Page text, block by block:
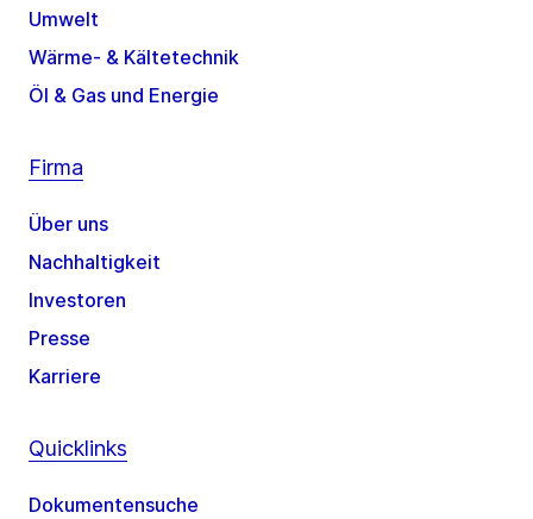
Umwelt
Wärme- & Kältetechnik
Öl & Gas und Energie
Firma
Über uns
Nachhaltigkeit
Investoren
Presse
Karriere
Quicklinks
Dokumentensuche